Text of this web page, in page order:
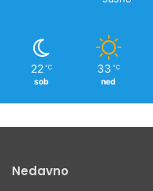
22 ℃
sob
33 ℃
ned
Nedavno